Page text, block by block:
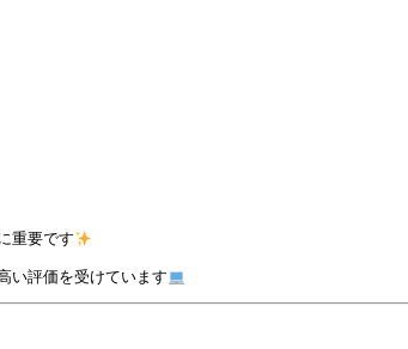
重要です
い評価を受けています